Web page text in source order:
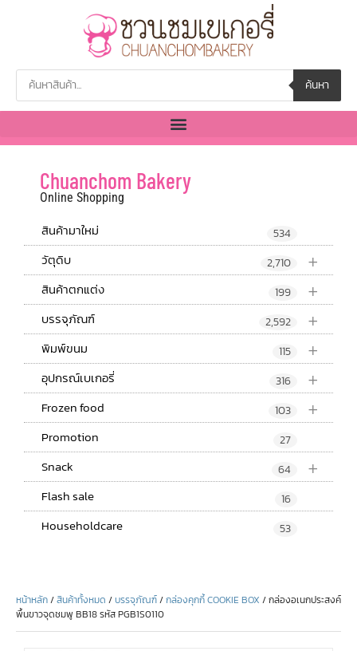
ค้นหา
Chuanchom Bakery
Online Shopping
สินค้ามาใหม่ 534
+
วัตุดิบ 2,710
+
สินค้าตกแต่ง 199
+
บรรจุภัณฑ์ 2,592
+
พิมพ์ขนม 115
+
อุปกรณ์เบเกอรี่ 316
+
Frozen food 103
Promotion 27
+
Snack 64
Flash sale 16
Householdcare 53
หน้าหลัก/สินค้าทั้งหมด /บรรจุภัณฑ์/กล่องคุกกี้ COOKIE BOX / กล่องอเนกประสงค์
พื้นขาวจุดชมพู BB18 รหัส PGB1S0110